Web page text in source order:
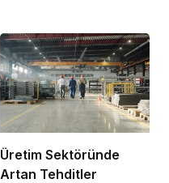
Üretim Sektöründe
Artan Tehditler